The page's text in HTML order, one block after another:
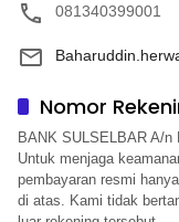
081340399001
Nomor
BANK SULSELBAR A/n
Untuk menjaga
pembayaran resmi
di atas. Kami tidak